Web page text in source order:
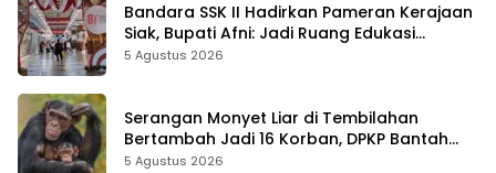
Bandara SSK II Hadirkan Pameran Kerajaan
Siak, Bupati Afni: Jadi Ruang Edukasi
Sejarah Riau
5 Agustus 2026
Serangan Monyet Liar di Tembilahan
Bertambah Jadi 16 Korban, DPKP Bantah
Video Gerombolan Viral
5 Agustus 2026